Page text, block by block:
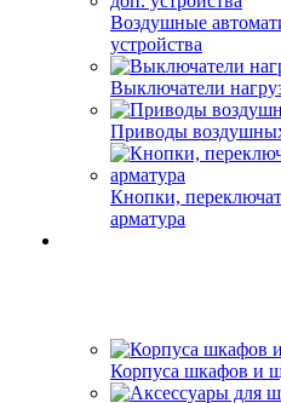
Воздушные
устройства
Выключатели
Приводы
Кнопки,
арматура
Корпуса шкафов и